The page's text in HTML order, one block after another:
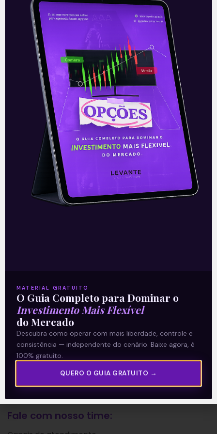
O inverno chegou – 15/04
O inverno chegou Trump diz que o
mercado acionário tem bom potencial
de valorização, mesmo com as bolsas de
valores dos EUA na máximas históricas.
Leia mais
15/04/2019
Política de Privacidade
Explore
Artigos
E Eu Com Isso?
Vídeos no Youtube
Manuais de Investimento
Fale com nosso time:
MATERIAL GRATUITO
O Guia Completo para Dominar o
Investimento Mais Flexível
do Mercado
Descubra como operar com mais liberdade, controle e
consistência — independente do cenário. Baixe agora, é
100% gratuito.
QUERO O GUIA GRATUITO →